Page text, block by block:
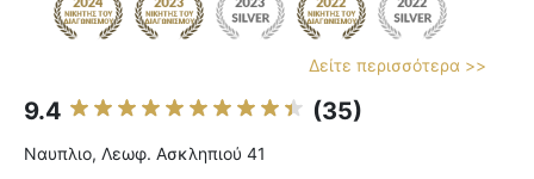
Δείτε περισσότερα >>
9.4 (35)
Ναυπλιο, Λεωφ. Ασκληπιού 41